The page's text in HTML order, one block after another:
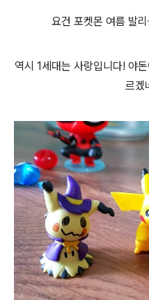
요건 포켓몬 여름 발
역시 1세대는 사랑입니다! 야
르겠